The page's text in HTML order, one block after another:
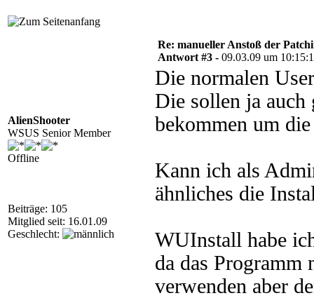
AlienShooter
WSUS Senior Member
Offline
Beiträge: 105
Mitglied seit: 16.01.09
Geschlecht:
Re: manueller Anstoß der
Antwort #3 - 09.03.09 um
Die normalen
Die sollen ja auch
bekommen um
Kann ich als
ähnliches die
WUInstall habe
da das Programm
verwenden aber